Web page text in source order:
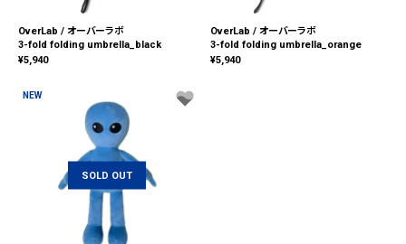
OverLab / オーバーラボ
3-fold folding umbrella_black
¥5,940
OverLab / オーバーラボ
3-fold folding umbrella_orange
¥5,940
NEW
SOLD OUT